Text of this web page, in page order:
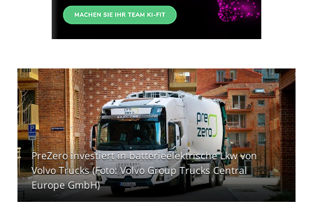
PreZero investiert in batterieelektrische Lkw von
Volvo Trucks (Foto: Volvo Group Trucks Central
Europe GmbH)